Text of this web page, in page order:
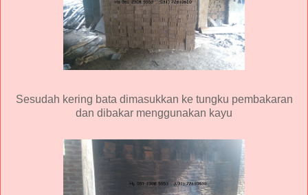
Sesudah kering bata dimasukkan ke tungku pembakaran
dan dibakar menggunakan kayu